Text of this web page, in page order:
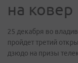
на ковер
25 декабря во
пройдет третий
дзюдо на призы